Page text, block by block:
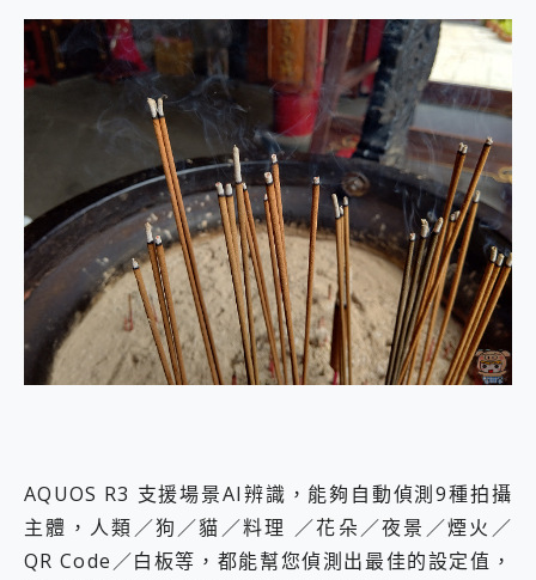
AQUOS R3 支援場景AI辨識，能夠自動偵測9種拍攝
主體，人類／狗／貓／料理 ／花朵／夜景／煙火／
QR Code／白板等，都能幫您偵測出最佳的設定值，